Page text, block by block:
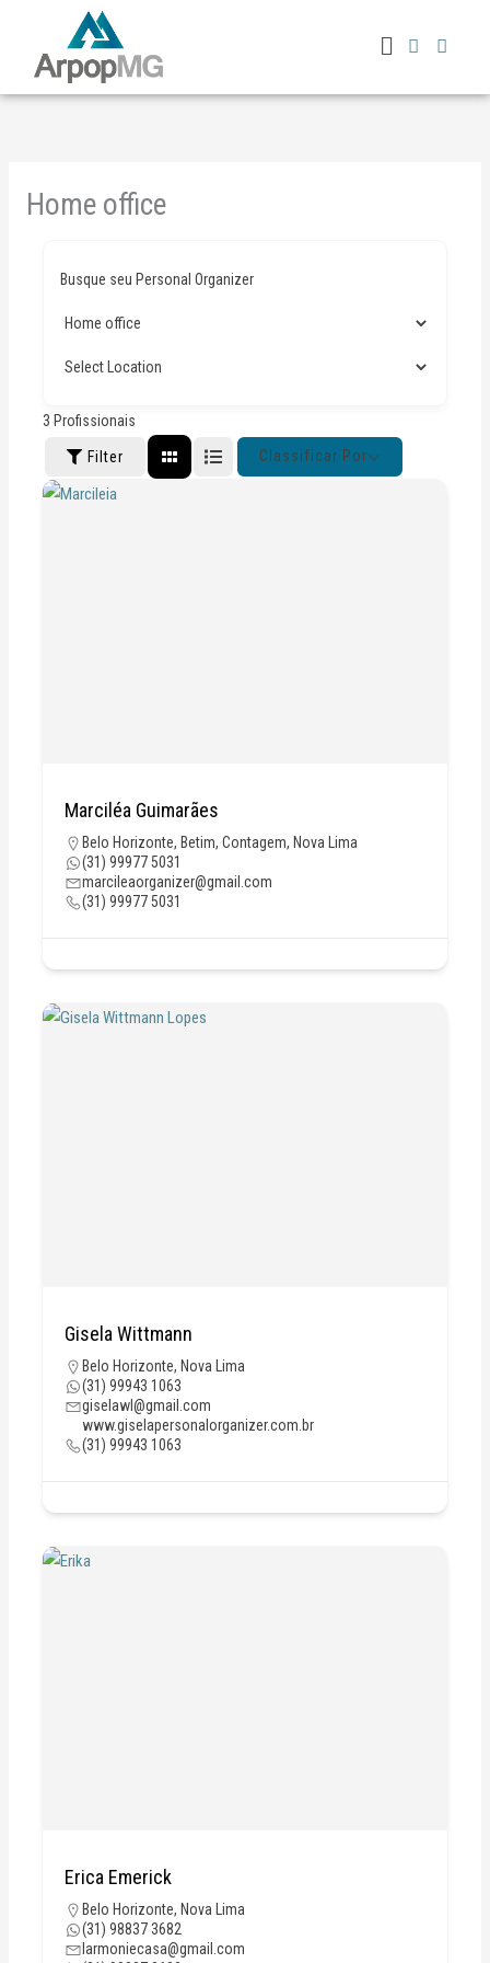
conteúdo
Menu
Home office
Busque seu Personal Organizer
3 Profissionais
Filter Classificar Por
Marciléa Guimarães
Belo Horizonte, Betim, Contagem, Nova Lima
(31) 99977 5031
marcileaorganizer@gmail.com
(31) 99977 5031
Gisela Wittmann
Belo Horizonte, Nova Lima
(31) 99943 1063
giselawl@gmail.com
www.giselapersonalorganizer.com.br
(31) 99943 1063
Erica Emerick
Belo Horizonte, Nova Lima
(31) 98837 3682
larmoniecasa@gmail.com